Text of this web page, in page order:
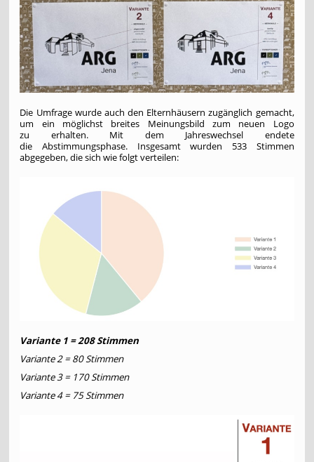
Die Umfrage wurde auch den Elternhäusern zugänglich gemacht,
um ein möglichst breites Meinungsbild zum neuen Logo
zu erhalten. Mit dem Jahreswechsel endete
die Abstimmungsphase. Insgesamt wurden 533 Stimmen
abgegeben, die sich wie folgt verteilen:
Variante 1 = 208 Stimmen
Variante 2 = 80 Stimmen
Variante 3 = 170 Stimmen
Variante 4 = 75 Stimmen